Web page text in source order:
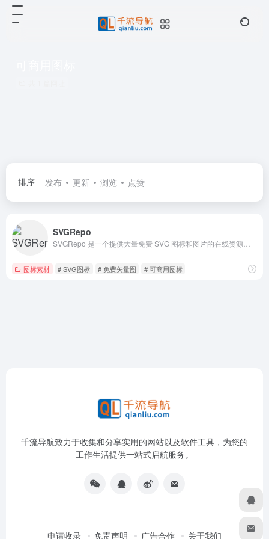
排序 发布 更新 浏览 点赞
SVGRepo
图标素材 # SVG图标 # 免费矢量图 # 可商用图标
千流导航致力于收集和分享实用的网站以及软件工具，为您的
工作生活提供一站式启航服务。
申请收录 免责声明 广告合作 关于我们